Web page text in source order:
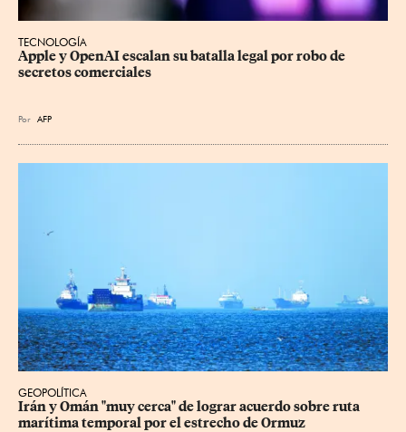
TECNOLOGÍA
Apple y OpenAI escalan su batalla legal por robo de
secretos comerciales
Por AFP
GEOPOLÍTICA
Irán y Omán "muy cerca" de lograr acuerdo sobre ruta
marítima temporal por el estrecho de Ormuz